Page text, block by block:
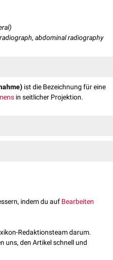
abdominal radiography
ist die Bezeichnung für eine
in seitlicher Projektion.
angefertigt werden. Die Arme
Meist werden folgende
der Bauchwand, oberhalb des
inferior ossis pubis
indem du auf Bearbeiten
Redaktionsteam darum.
uns, den Artikel schnell und